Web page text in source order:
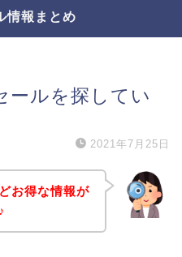
情報まとめ
ールを探してい
2021年7月25日
お得な情報が